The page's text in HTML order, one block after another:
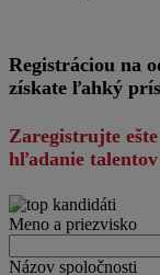
Registráciou na
získate ľahký
Zaregistrujte
hľadanie talentov
Meno a priezvisko
Názov spoločnosti